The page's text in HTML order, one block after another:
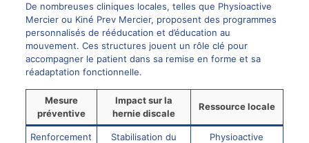
De nombreuses cliniques locales, telles que Physioactive
Mercier ou Kiné Prev Mercier, proposent des programmes
personnalisés de rééducation et d’éducation au
mouvement. Ces structures jouent un rôle clé pour
accompagner le patient dans sa remise en forme et sa
réadaptation fonctionnelle.
Mesure
préventive
Impact sur la
hernie discale
Ressource locale
Renforcement
Stabilisation du
Physioactive